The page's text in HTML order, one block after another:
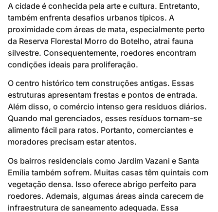
A cidade é conhecida pela arte e cultura. Entretanto,
também enfrenta desafios urbanos típicos. A
proximidade com áreas de mata, especialmente perto
da Reserva Florestal Morro do Botelho, atrai fauna
silvestre. Consequentemente, roedores encontram
condições ideais para proliferação.
O centro histórico tem construções antigas. Essas
estruturas apresentam frestas e pontos de entrada.
Além disso, o comércio intenso gera resíduos diários.
Quando mal gerenciados, esses resíduos tornam-se
alimento fácil para ratos. Portanto, comerciantes e
moradores precisam estar atentos.
Os bairros residenciais como Jardim Vazani e Santa
Emília também sofrem. Muitas casas têm quintais com
vegetação densa. Isso oferece abrigo perfeito para
roedores. Ademais, algumas áreas ainda carecem de
infraestrutura de saneamento adequada. Essa